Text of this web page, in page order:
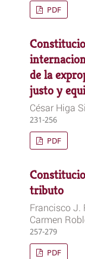
PDF
de la
justo y
César Higa
231-256
PDF
tributo
Francisco J.
Carmen
257-279
PDF